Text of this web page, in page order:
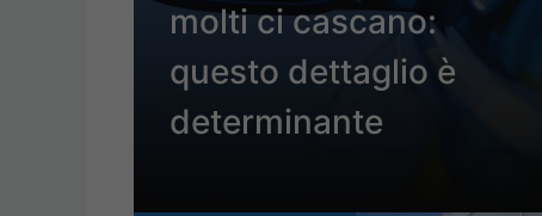
molti ci cascano:
questo dettaglio è
determinante